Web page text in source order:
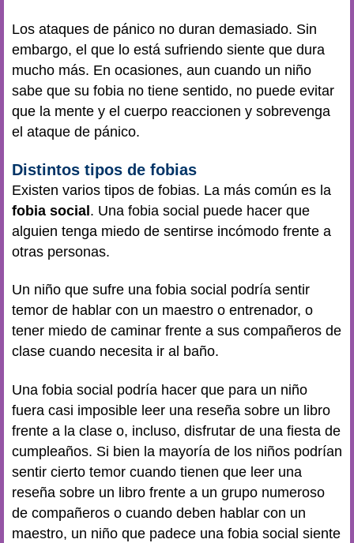
Los ataques de pánico no duran demasiado. Sin
embargo, el que lo está sufriendo siente que dura
mucho más. En ocasiones, aun cuando un niño
sabe que su fobia no tiene sentido, no puede evitar
que la mente y el cuerpo reaccionen y sobrevenga
el ataque de pánico.
Distintos tipos de fobias
Existen varios tipos de fobias. La más común es la
fobia social. Una fobia social puede hacer que
alguien tenga miedo de sentirse incómodo frente a
otras personas.
Un niño que sufre una fobia social podría sentir
temor de hablar con un maestro o entrenador, o
tener miedo de caminar frente a sus compañeros de
clase cuando necesita ir al baño.
Una fobia social podría hacer que para un niño
fuera casi imposible leer una reseña sobre un libro
frente a la clase o, incluso, disfrutar de una fiesta de
cumpleaños. Si bien la mayoría de los niños podrían
sentir cierto temor cuando tienen que leer una
reseña sobre un libro frente a un grupo numeroso
de compañeros o cuando deben hablar con un
maestro, un niño que padece una fobia social siente